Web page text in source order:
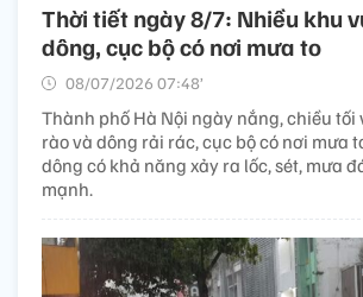
Thời tiết ngày 8/7: Nhiều khu
dông, cục bộ có nơi mưa to
08/07/2026 07:48’
Thành phố Hà Nội ngày nắng, chiều tối
rào và dông rải rác, cục bộ có nơi mưa
dông có khả năng xảy ra lốc, sét, mưa
mạnh.